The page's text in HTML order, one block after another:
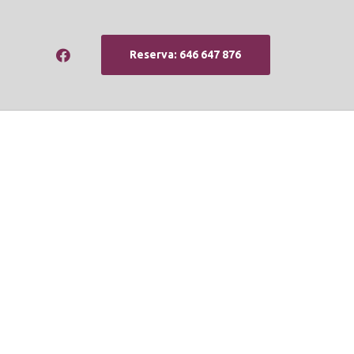
Reserva: 646 647 876